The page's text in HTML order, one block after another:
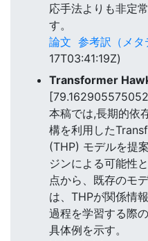
応手法よりも非定
す。
論文 参考訳（メタ
17T03:41:19Z)
Transformer
本稿では,長期的依
構を利用した
(THP) モデルを提
ジンによる可能性
点から、既存のモ
は、THPが関係情
過程を学習する際
具体例を示す。